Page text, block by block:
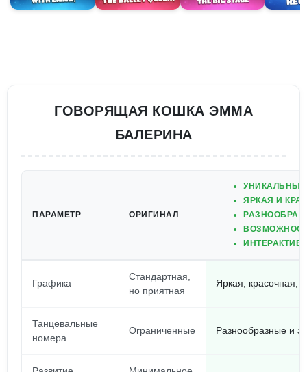
ГОВОРЯЩАЯ КОШКА ЭММА
БАЛЕРИНА
ПАРАМЕТР ОРИГИНАЛ
ЯРКАЯ И
Графика
Стандартная,
но приятная
Яркая, красочная,
Танцевальные
номера
Ограниченные Разнообразные и